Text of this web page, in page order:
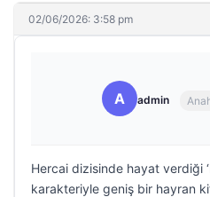
02/06/2026: 3:58 pm
A admin
Hercai dizisinde hayat verdiği
karakteriyle geniş bir hayran